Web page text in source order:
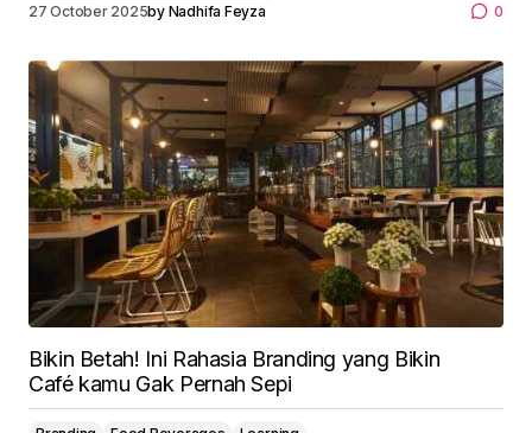
27 October 2025by Nadhifa Feyza 0
Bikin Betah! Ini Rahasia Branding yang Bikin
Café kamu Gak Pernah Sepi